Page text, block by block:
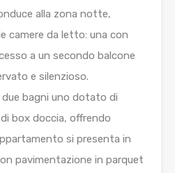
alla zona notte,
camere da letto: una con
a un secondo balcone
e silenzioso.
due bagni uno dotato di
box doccia, offrendo
si presenta in
pavimentazione in parquet